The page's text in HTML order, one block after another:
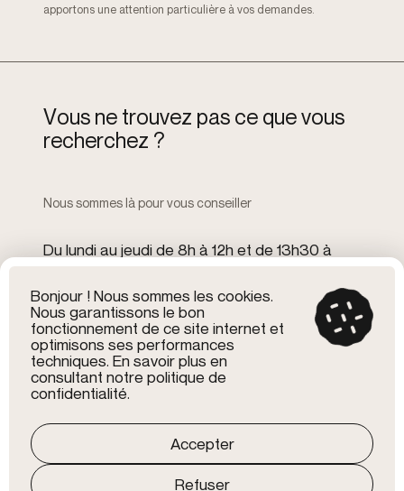
Bonjour ! Nous sommes les cookies.
Nous garantissons le bon
fonctionnement de ce site internet et
optimisons ses performances
techniques. En savoir plus en
consultant notre politique de
confidentialité.
Accepter
Refuser
apportons une attention particulière à vos demandes.
Vous ne trouvez pas ce quevous
recherchez ?
Nous sommes là pour vous conseiller
Du lundi au jeudi de 8h à 12h et de 13h30 à
17h30
Le vendredi de 8h à 12h et de 13h30 à 16h
7 rue de Niederlarg
68580 Bisel
03 89 07 66 48
CGV